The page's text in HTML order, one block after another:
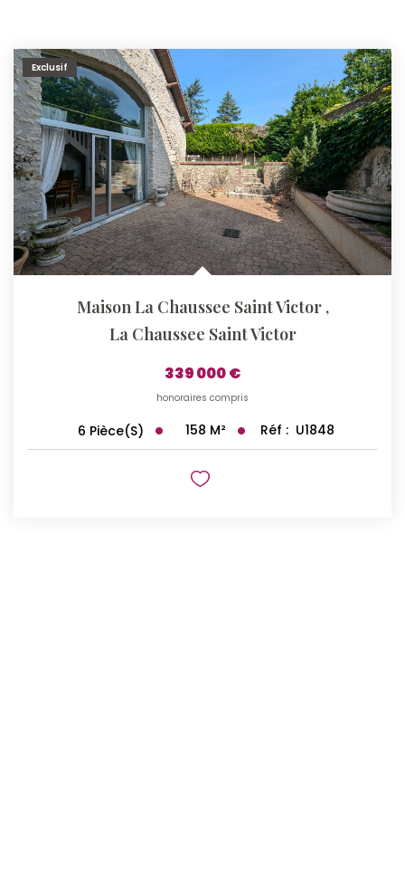
Exclusif
Maison La Chaussee Saint Victor ,
La Chaussee Saint Victor
339 000 €
honoraires compris
6 Pièce(s) 158 M² Réf : U1848